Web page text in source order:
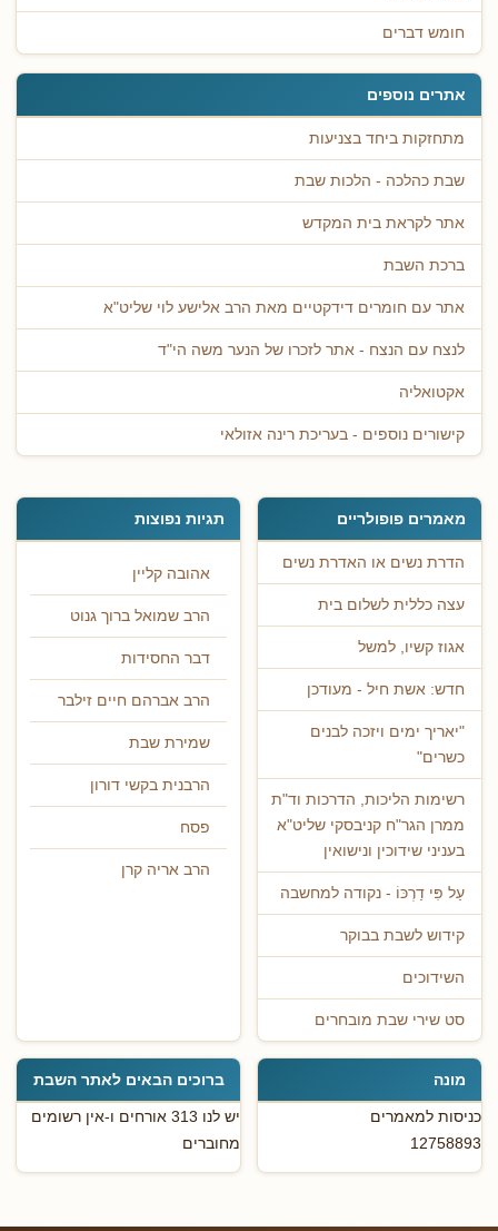
חומש דברים
אתרים נוספים
מתחזקות ביחד בצניעות
שבת כהלכה - הלכות שבת
אתר לקראת בית המקדש
ברכת השבת
אתר עם חומרים דידקטיים מאת הרב אלישע לוי שליט"א
לנצח עם הנצח - אתר לזכרו של הנער משה הי"ד
אקטואליה
קישורים נוספים - בעריכת רינה אזולאי
מאמרים פופולריים
הדרת נשים או האדרת נשים
עצה כללית לשלום בית
אגוז קשיו, למשל
חדש: אשת חיל - מעודכן
"יאריך ימים ויזכה לבנים
כשרים"
רשימות הליכות, הדרכות וד"ת
ממרן הגר"ח קניבסקי שליט"א
בעניני שידוכין ונישואין
עַל פִּי דַרְכּוֹ - נקודה למחשבה
קידוש לשבת בבוקר
השידוכים
סט שירי שבת מובחרים
תגיות נפוצות
אהובה קליין
הרב שמואל ברוך גנוט
דבר החסידות
הרב אברהם חיים זילבר
שמירת שבת
הרבנית בקשי דורון
פסח
הרב אריה קרן
מונה
כניסות למאמרים
12758893
ברוכים הבאים לאתר השבת
יש לנו 313 אורחים ו-אין רשומים
מחוברים